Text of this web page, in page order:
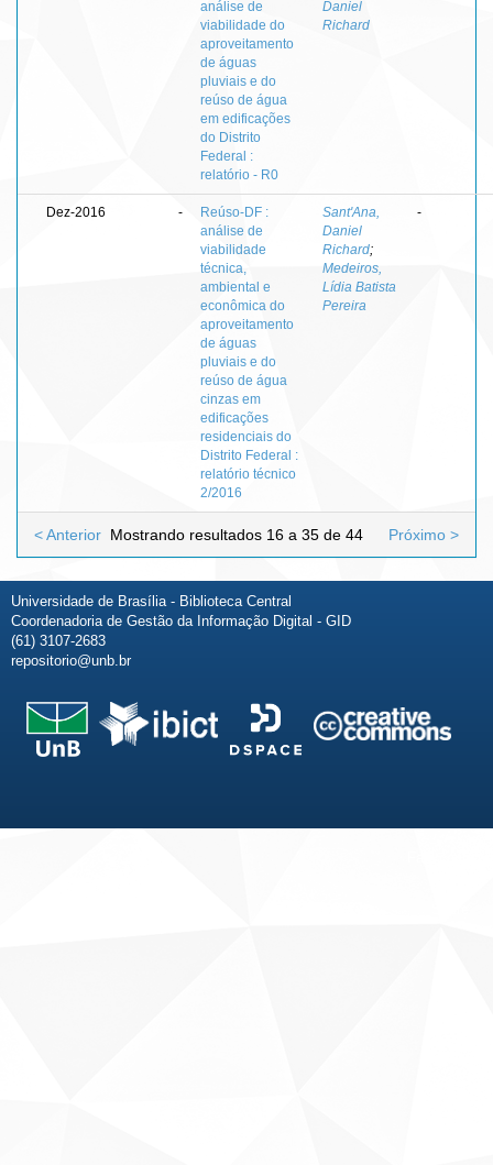
análise de
viabilidade do
aproveitamento
de águas
pluviais e do
reúso de água
em edificações
do Distrito
Federal :
relatório - R0
Daniel
Richard
Dez-2016 -
Reúso-DF :
análise de
viabilidade
técnica,
ambiental e
econômica do
aproveitamento
de águas
pluviais e do
reúso de água
cinzas em
edificações
residenciais do
Distrito Federal :
relatório técnico
2/2016
Sant'Ana,
Daniel
Richard;
Medeiros,
Lídia Batista
Pereira
-
Mostrando resultados 16 a 35 de 44
< Anterior Próximo >
Universidade de Brasília - Biblioteca Central
Coordenadoria de Gestão da Informação Digital - GID
(61) 3107-2683
repositorio@unb.br